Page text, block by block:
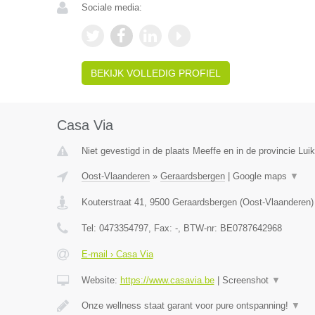
Sociale media:
BEKIJK VOLLEDIG PROFIEL
Casa Via
Niet gevestigd in de plaats Meeffe en in de provincie
Oost-Vlaanderen» Geraardsbergen| Google maps ▼
Kouterstraat 41, 9500 Geraardsbergen(Oost-Vlaanderen)
Tel: 0473354797, Fax: -, BTW-nr: BE0787642968
E-mail › Casa Via
Website: https://www.casavia.be| Screenshot ▼
Onze wellness staat garant voor pure ontspanning! ▼